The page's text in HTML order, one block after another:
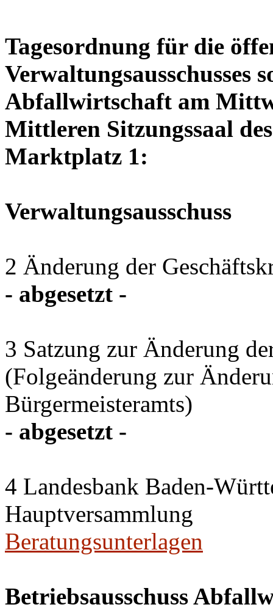
Tagesordnung für die
Verwaltungsausschusses
Abfallwirtschaft am
Mittleren Sitzungssaal
Marktplatz 1:
Verwaltungsausschuss
2 Änderung der
- abgesetzt -
3 Satzung zur Änderung
(Folgeänderung zur
Bürgermeisteramts)
- abgesetzt -
4 Landesbank Baden-
Hauptversammlung
Beratungsunterlagen
Betriebsausschuss